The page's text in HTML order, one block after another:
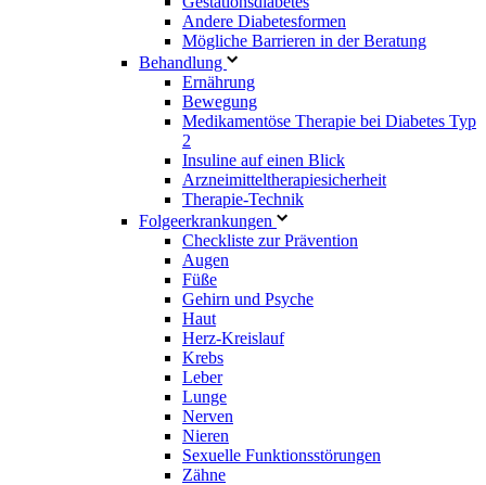
Andere Diabetesformen
Mögliche Barrieren in der Beratung
Behandlung
Ernährung
Bewegung
Medikamentöse Therapie bei Diabetes Typ
2
Insuline auf einen Blick
Arzneimitteltherapie­sicherheit
Therapie-Technik
Fol­ge­er­kran­kun­gen
Checkliste zur Prävention
Augen
Füße
Gehirn und Psyche
Haut
Herz-Kreislauf
Krebs
Leber
Lunge
Nerven
Nieren
Sexuelle Funktionsstörungen
Zähne